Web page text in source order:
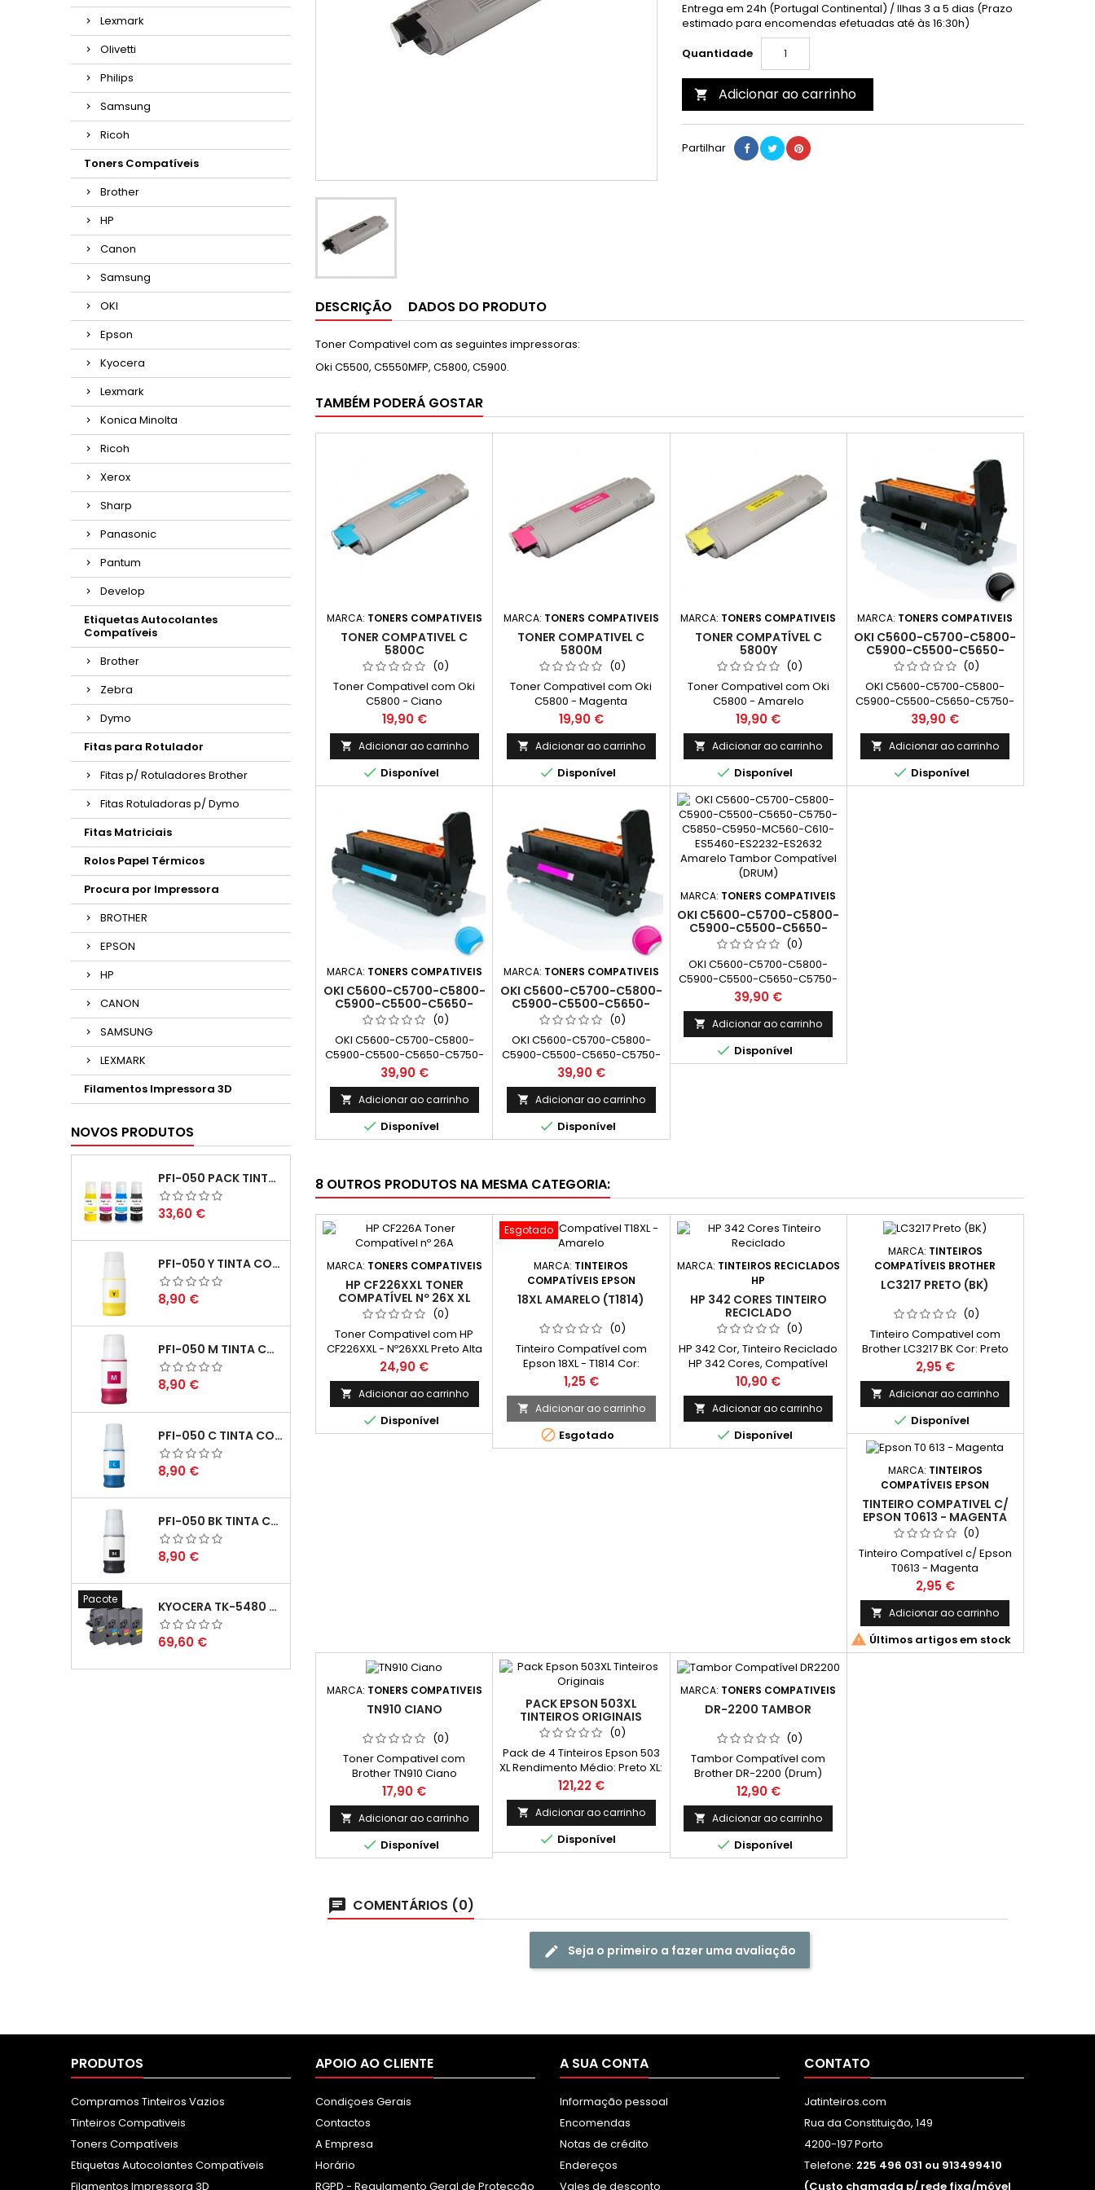
Lexmark
Olivetti
Philips
Samsung
Ricoh
Toners Compatíveis
Brother
HP
Canon
Samsung
OKI
Epson
Kyocera
Lexmark
Konica Minolta
Ricoh
Xerox
Sharp
Panasonic
Pantum
Develop
Etiquetas Autocolantes
Compatíveis
Brother
Zebra
Dymo
Fitas para Rotulador
Fitas p/ Rotuladores Brother
Fitas Rotuladoras p/ Dymo
Fitas Matriciais
Rolos Papel Térmicos
Procura por Impressora
BROTHER
EPSON
HP
CANON
SAMSUNG
LEXMARK
Filamentos Impressora 3D
NOVOS PRODUTOS
PFI-050 PACK TINTAS COMPATIVEIS
Preço
33,60 €
PFI-050 Y TINTA COMPATÍVEL AMARELO
Preço
8,90 €
PFI-050 M TINTA COMPATÍVEL MAGENTA
Preço
8,90 €
PFI-050 C TINTA COMPATÍVEL CIANO
Preço
8,90 €
PFI-050 BK TINTA COMPATÍVEL PRETA
Preço
8,90 €
Pacote KYOCERA TK-5480 PACK TONERS COMPATÍVEIS
Preço
69,60 €
Entrega em 24h (Portugal Continental) / Ilhas 3 a 5 dias (Prazo
estimado para encomendas efetuadas até às 16:30h)
Quantidade
 Adicionar ao carrinho
Partilhar
DESCRIÇÃO DADOS DO PRODUTO
Toner Compativel com as seguintes impressoras:
Oki C5500, C5550MFP, C5800, C5900.
TAMBÉM PODERÁ GOSTAR
MARCA: TONERS COMPATIVEIS
TONER COMPATIVEL C
5800C
(0)
Toner Compativel com Oki
C5800 - Ciano
Preço
19,90 €
 Adicionar ao carrinho
 Disponível
MARCA: TONERS COMPATIVEIS
TONER COMPATIVEL C
5800M
(0)
Toner Compativel com Oki
C5800 - Magenta
Preço
19,90 €
 Adicionar ao carrinho
 Disponível
MARCA: TONERS COMPATIVEIS
TONER COMPATÍVEL C
5800Y
(0)
Toner Compativel com Oki
C5800 - Amarelo
Preço
19,90 €
 Adicionar ao carrinho
 Disponível
MARCA: TONERS COMPATIVEIS
OKI C5600-C5700-C5800-
C5900-C5500-C5650-
C5750-C5850-C5950-
MC560-C610-ES5460-
ES2232-ES2632 PRETO
TAMBOR COMPATÍVEL
(DRUM)
(0)
OKI C5600-C5700-C5800-
C5900-C5500-C5650-C5750-
C5850-C5950-MC560-C610-
ES5460-ES2232-ES2632 Preto
Tambor Compatível (DRUM)
Preço
39,90 €
 Adicionar ao carrinho
 Disponível
MARCA: TONERS COMPATIVEIS
OKI C5600-C5700-C5800-
C5900-C5500-C5650-
C5750-C5850-C5950-
MC560-C610-ES5460-
ES2232-ES2632 CIANO
TAMBOR COMPATÍVEL
(DRUM)
(0)
OKI C5600-C5700-C5800-
C5900-C5500-C5650-C5750-
C5850-C5950-MC560-C610-
ES5460-ES2232-ES2632 Ciano
Tambor Compatível (DRUM)
Preço
39,90 €
 Adicionar ao carrinho
 Disponível
MARCA: TONERS COMPATIVEIS
OKI C5600-C5700-C5800-
C5900-C5500-C5650-
C5750-C5850-C5950-
MC560-C610-ES5460-
ES2232-ES2632 MAGENTA
TAMBOR COMPATÍVEL
(DRUM)
(0)
OKI C5600-C5700-C5800-
C5900-C5500-C5650-C5750-
C5850-C5950-MC560-C610-
ES5460-ES2232-ES2632
Magenta Tambor Compatível
(DRUM)
Preço
39,90 €
 Adicionar ao carrinho
 Disponível
MARCA: TONERS COMPATIVEIS
OKI C5600-C5700-C5800-
C5900-C5500-C5650-
C5750-C5850-C5950-
MC560-C610-ES5460-
ES2232-ES2632 AMARELO
TAMBOR COMPATÍVEL
(DRUM)
(0)
OKI C5600-C5700-C5800-
C5900-C5500-C5650-C5750-
C5850-C5950-MC560-C610-
ES5460-ES2232-ES2632
Amarelo Tambor Compatível
(DRUM)
Preço
39,90 €
 Adicionar ao carrinho
 Disponível
8 OUTROS PRODUTOS NA MESMA CATEGORIA:
MARCA: TONERS COMPATIVEIS
HP CF226XXL TONER
COMPATÍVEL Nº 26X XL
(0)
Toner Compativel com HP
CF226XXL - Nº26XXL Preto Alta
Capacidade Cor: Preto
Rendimento Médio: 13.000
Páginas*
Preço
24,90 €
 Adicionar ao carrinho
 Disponível
Esgotado
MARCA: TINTEIROS
COMPATÍVEIS EPSON
18XL AMARELO (T1814)
(0)
Tinteiro Compatível com
Epson 18XL - T1814 Cor:
Amarelo Capacidade: 13 ml
Preço
1,25 €
 Adicionar ao carrinho
 Esgotado
MARCA: TINTEIROS RECICLADOS
HP
HP 342 CORES TINTEIRO
RECICLADO
(0)
HP 342 Cor, Tinteiro Reciclado
HP 342 Cores, Compatível
com HP 342 Cores C9361EE
Preço
10,90 €
 Adicionar ao carrinho
 Disponível
MARCA: TINTEIROS
COMPATÍVEIS BROTHER
LC3217 PRETO (BK)
(0)
Tinteiro Compativel com
Brother LC3217 BK Cor: Preto
Capacidade: 15 ml
Preço
2,95 €
 Adicionar ao carrinho
 Disponível
MARCA: TINTEIROS
COMPATÍVEIS EPSON
TINTEIRO COMPATIVEL C/
EPSON T0613 - MAGENTA
(0)
Tinteiro Compatível c/ Epson
T0613 - Magenta
Preço
2,95 €
 Adicionar ao carrinho
 Últimos artigos em stock
MARCA: TONERS COMPATIVEIS
TN910 CIANO
(0)
Toner Compativel com
Brother TN910 Ciano
Capacidade 9.000k
Preço
17,90 €
 Adicionar ao carrinho
 Disponível
PACK EPSON 503XL
TINTEIROS ORIGINAIS
(0)
Pack de 4 Tinteiros Epson 503
XL Rendimento Médio: Preto XL:
550 Páginas* Cada Cor XL: 470
Páginas*
Preço
121,22 €
 Adicionar ao carrinho
 Disponível
MARCA: TONERS COMPATIVEIS
DR-2200 TAMBOR
(0)
Tambor Compatível com
Brother DR-2200 (Drum)
Preço
12,90 €
 Adicionar ao carrinho
 Disponível
COMENTÁRIOS (0)
Seja o primeiro a fazer uma avaliação
PRODUTOS
Compramos Tinteiros Vazios
Tinteiros Compativeis
Toners Compatíveis
Etiquetas Autocolantes Compatíveis
Filamentos Impressora 3D
APOIO AO CLIENTE
Condiçoes Gerais
Contactos
A Empresa
Horário
RGPD - Regulamento Geral de Protecção
A SUA CONTA
Informação pessoal
Encomendas
Notas de crédito
Endereços
Vales de desconto
CONTATO
Jatinteiros.com
Rua da Constituição, 149
4200-197 Porto
Telefone: 225 496 031 ou 913499410
(Custo chamada p/ rede fixa/móvel